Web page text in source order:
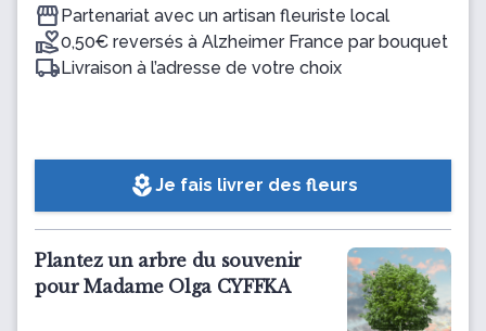
Partenariat avec un artisan fleuriste local
0,50€ reversés à Alzheimer France par bouquet
Livraison à l’adresse de votre choix
local_floristJe fais livrer des fleurs
Plantez un arbre du souvenir
pour Madame Olga CYFFKA